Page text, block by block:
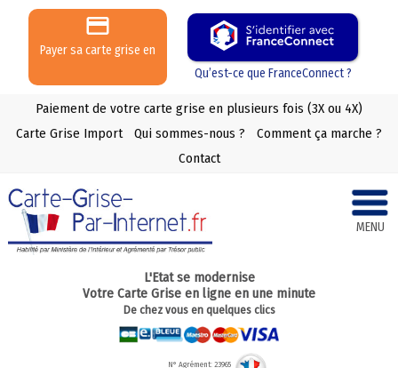
Payer sa carte grise en
Qu’est-ce que FranceConnect ?
Paiement de votre carte grise en plusieurs fois (3X ou 4X)
Carte Grise Import
Qui sommes-nous ?
Comment ça marche ?
Contact
MENU
L'Etat se modernise
Votre Carte Grise en ligne en une minute
De chez vous en quelques clics
N° Agrément: 23965